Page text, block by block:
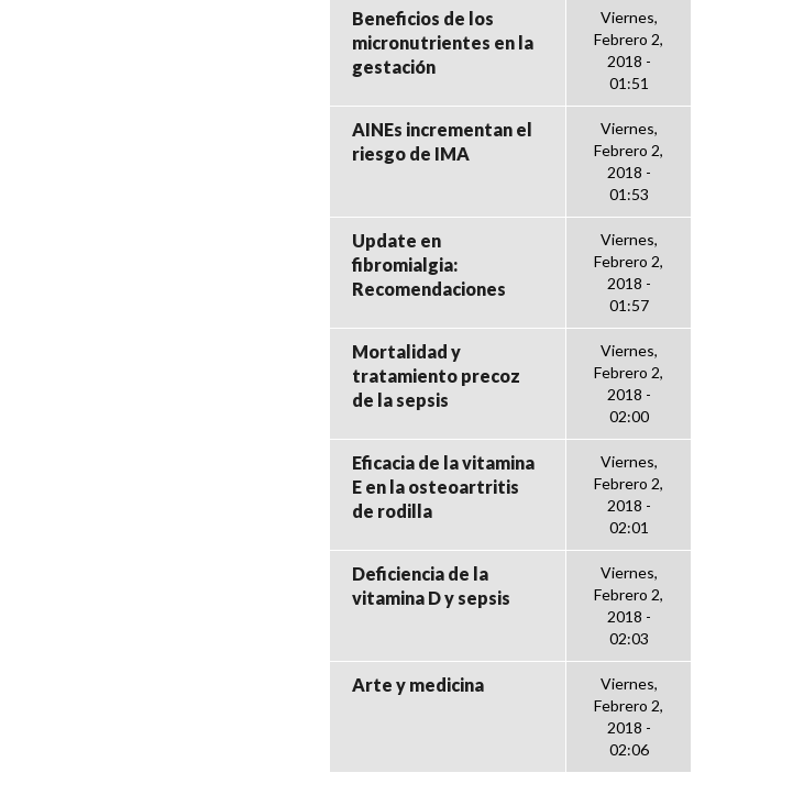
Beneficios de los
micronutrientes en la
gestación
Viernes,
Febrero 2,
2018 -
01:51
AINEs incrementan el
riesgo de IMA
Viernes,
Febrero 2,
2018 -
01:53
Update en
fibromialgia:
Recomendaciones
Viernes,
Febrero 2,
2018 -
01:57
Mortalidad y
tratamiento precoz
de la sepsis
Viernes,
Febrero 2,
2018 -
02:00
Eficacia de la vitamina
E en la osteoartritis
de rodilla
Viernes,
Febrero 2,
2018 -
02:01
Deficiencia de la
vitamina D y sepsis
Viernes,
Febrero 2,
2018 -
02:03
Arte y medicina
Viernes,
Febrero 2,
2018 -
02:06